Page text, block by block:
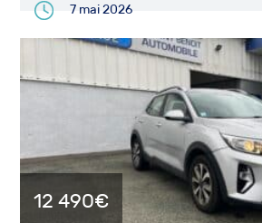
7 mai 2026
12 490€